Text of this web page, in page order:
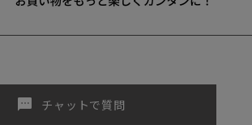
sms チャットで質問